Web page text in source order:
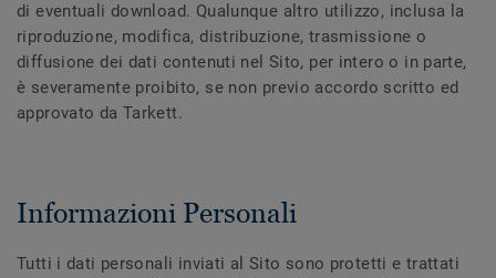
di eventuali download. Qualunque altro utilizzo, inclusa la
riproduzione, modifica, distribuzione, trasmissione o
diffusione dei dati contenuti nel Sito, per intero o in parte,
è severamente proibito, se non previo accordo scritto ed
approvato da Tarkett.
Informazioni Personali
Tutti i dati personali inviati al Sito sono protetti e trattati